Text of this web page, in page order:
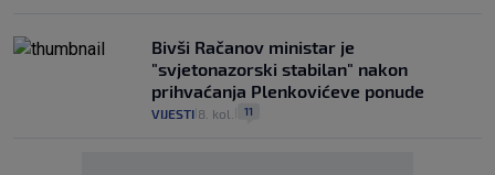
Bivši Račanov ministar je
"svjetonazorski stabilan" nakon
prihvaćanja Plenkovićeve ponude
VIJESTI 8. kol. 11